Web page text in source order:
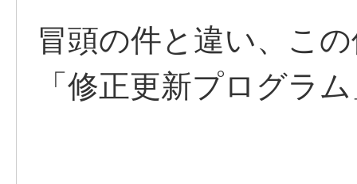
冒頭の件と違い、こ
「修正更新プログラ